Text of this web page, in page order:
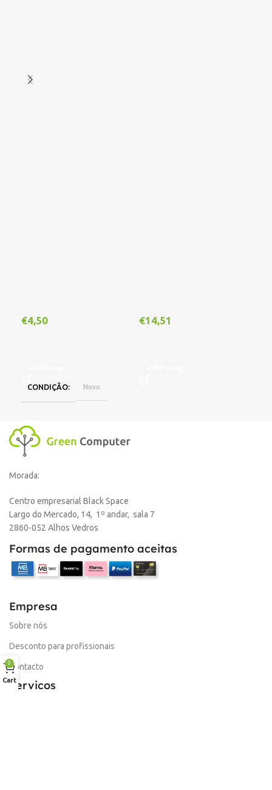
€4,50
CONDIÇÃO Novo
€14,51
Morada:
Centro empresarial Black Space
Largo do Mercado, 14, 1º andar, sala 7
2860-052 Alhos Vedros
Formas de pagamento aceitas
Empresa
Sobre nós
Desconto para profissionais
Contacto
Serviços
0
Cart